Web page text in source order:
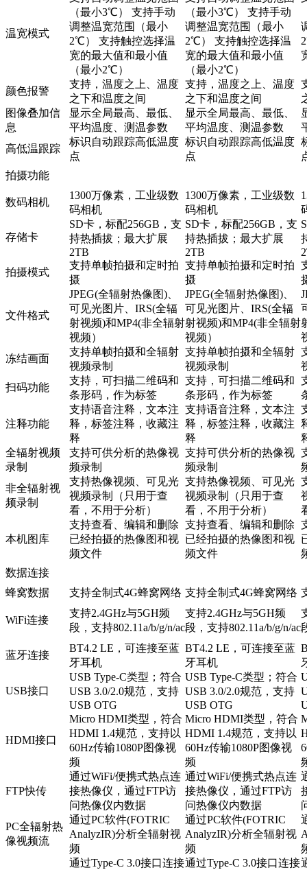
温宽模式
（最小3℃） 支持手动
调整温宽范围（最小
2℃） 支持触控选择温
宽的最大值和最小值
（最小2℃）
（最小3℃） 支持手动
调整温宽范围（最小
2℃） 支持触控选择温
宽的最大值和最小值
（最小2℃）
颜色报警
支持，温度之上、温度
之下和温度之间
支持，温度之上、温度
之下和温度之间
图像叠加信
息
显示全局最高、最低、
平均温度、测温参数
显示全局最高、最低、
平均温度、测温参数
高低温跟踪
标识自动跟踪高低温度
点
标识自动跟踪高低温度
点
拍摄功能
数码相机
1300万像素，工业级数
码相机
1300万像素，工业级数
码相机
存储卡
SD卡，标配256GB，支
持热插拔；最大扩展
2TB
SD卡，标配256GB，支
持热插拔；最大扩展
2TB
拍摄模式
支持单帧拍摄和定时拍
摄
支持单帧拍摄和定时拍
摄
文件格式
JPEG(全辐射热像图)、
可见光图片、IRS(全辐
射视频)和MP4(非全辐射
视频）
JPEG(全辐射热像图)、
可见光图片、IRS(全辐
射视频)和MP4(非全辐射
视频）
冻结画面
支持单帧拍摄和全辐射
视频录制
支持单帧拍摄和全辐射
视频录制
扫码功能
支持，可扫描二维码和
条形码，作为标签
支持，可扫描二维码和
条形码，作为标签
注释功能
支持语音注释，文本注
释，标签注释，收藏注
释
支持语音注释，文本注
释，标签注释，收藏注
释
全辐射视频
录制
支持可供分析的热像视
频录制
支持可供分析的热像视
频录制
非全辐射视
频录制
支持热像视频、可见光
视频录制（只用于查
看，不用于分析）
支持热像视频、可见光
视频录制（只用于查
看，不用于分析）
本机图库
支持查看、编辑和删除
已经拍摄的热像图和视
频文件
支持查看、编辑和删除
已经拍摄的热像图和视
频文件
数据连接
蜂窝数据
支持全制式4G蜂窝网络 支持全制式4G蜂窝网络
WiFi连接
支持2.4GHz与5GH频
段，支持802.11a/b/g/n/ac
支持2.4GHz与5GH频
段，支持802.11a/b/g/n/ac
蓝牙连接
BT4.2 LE，可连接至蓝
牙耳机
BT4.2 LE，可连接至蓝
牙耳机
USB接口
USB Type-C类型；符合
USB 3.0/2.0规范，支持
USB OTG
USB Type-C类型；符合
USB 3.0/2.0规范，支持
USB OTG
HDMI接口
Micro HDMI类型，符合
HDMI 1.4规范，支持以
60Hz传输1080P图像视
频
Micro HDMI类型，符合
HDMI 1.4规范，支持以
60Hz传输1080P图像视
频
FTP快传
通过WiFi/便携式热点连
接热像仪，通过FTP访
问热像仪内数据
通过WiFi/便携式热点连
接热像仪，通过FTP访
问热像仪内数据
PC全辐射热
像视频流
通过PC软件(FOTRIC
AnalyzIR)分析全辐射视
频
通过PC软件(FOTRIC
AnalyzIR)分析全辐射视
频
通过Type-C 3.0接口连接通过Type-C 3.0接口连接